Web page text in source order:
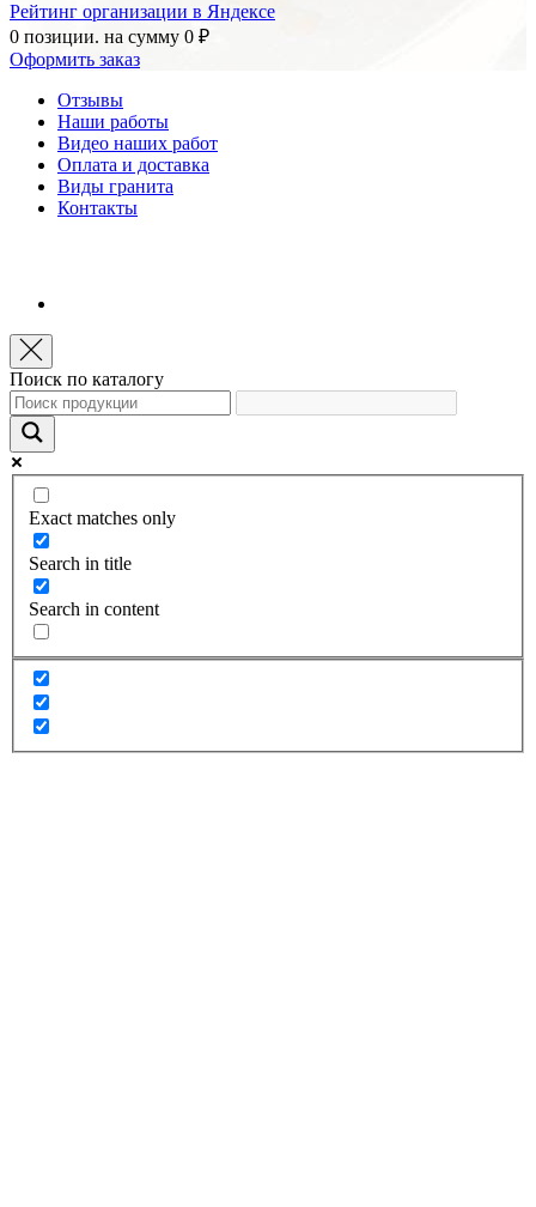
Рейтинг организации в Яндексе
0 позиции. на сумму 0 ₽
Оформить заказ
Отзывы
Наши работы
Видео наших работ
Оплата и доставка
Виды гранита
Контакты
Поиск по каталогу
Exact matches only
Search in title
Search in content